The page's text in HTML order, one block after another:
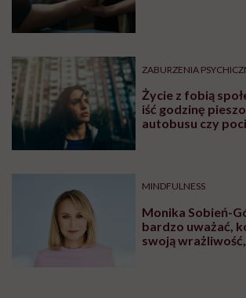
ZABURZENIA
Życie z fobią
iść godzinę
autobusu czy
MINDFULNESS
Monika Sobień-
bardzo uważać,
swoją